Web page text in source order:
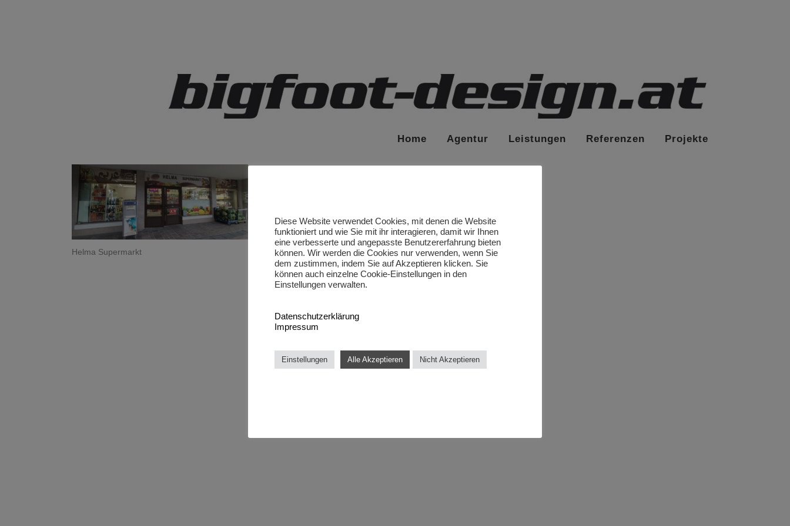
Home Agentur Leistungen Referenzen Projekte
Helma Supermarkt
Diese Website verwendet Cookies, mit denen die Website
funktioniert und wie Sie mit ihr interagieren, damit wir Ihnen
eine verbesserte und angepasste Benutzererfahrung bieten
können. Wir werden die Cookies nur verwenden, wenn Sie
dem zustimmen, indem Sie auf Akzeptieren klicken. Sie
können auch einzelne Cookie-Einstellungen in den
Einstellungen verwalten.
Datenschutzerklärung
Impressum
Einstellungen Alle Akzeptieren Nicht Akzeptieren